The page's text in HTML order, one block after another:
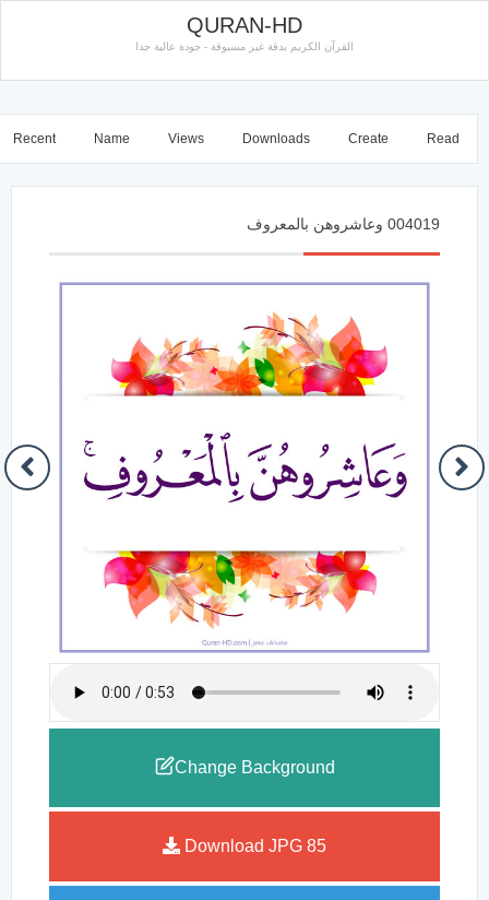
QURAN-HD
القرآن الكريم بدقة غير مسبوقة - جودة عالية جدا
Recent Name Views Downloads Create Read
004019 وعاشروهن بالمعروف
Change Background
Download JPG 85